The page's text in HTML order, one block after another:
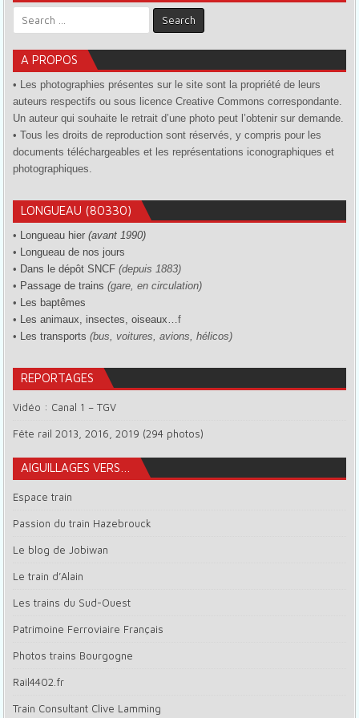
Search for:
A PROPOS
• Les photographies présentes sur le site sont la propriété de leurs
auteurs respectifs ou sous licence Creative Commons correspondante.
Un auteur qui souhaite le retrait d’une photo peut l’obtenir sur demande.
• Tous les droits de reproduction sont réservés, y compris pour les
documents téléchargeables et les représentations iconographiques et
photographiques.
LONGUEAU (80330)
• Longueau hier (avant 1990)
•
Longueau de nos jours
• Dans le dépôt SNCF (depuis 1883)
• Passage de trains (gare, en circulation)
•
Les baptêmes
•
Les animaux, insectes, oiseaux…f
•
Les transports (bus, voitures, avions, hélicos)
REPORTAGES
Vidéo : Canal 1 – TGV
Fête rail 2013, 2016, 2019 (294 photos)
AIGUILLAGES VERS…
Espace train
Passion du train Hazebrouck
Le blog de Jobiwan
Le train d’Alain
Les trains du Sud-Ouest
Patrimoine Ferroviaire Français
Photos trains Bourgogne
Rail4402.fr
Train Consultant Clive Lamming